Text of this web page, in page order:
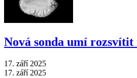
Nová sonda umí
17. září 2025
17. září 2025